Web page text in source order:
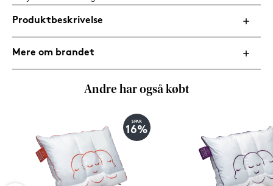
Produktbeskrivelse
Mere om brandet
Andre har også købt
SPAR
16%